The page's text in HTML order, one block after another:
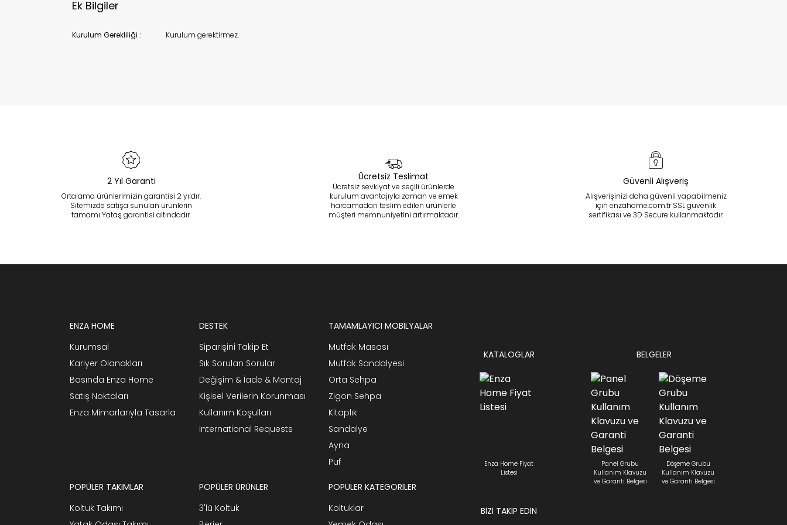
Ek Bilgiler
Kurulum Gerekliliği : Kurulum gerektirmez.
2 Yıl Garanti
Ortalama ürünlerimizin garantisi 2 yıldır.
Sitemizde satışa sunulan ürünlerin
tamamı Yataş garantisi altındadır.
Ücretsiz Teslimat
Ücretsiz sevkiyat ve seçili ürünlerde
kurulum avantajıyla zaman ve emek
harcamadan teslim edilen ürünlerle
müşteri memnuniyetini artırmaktadır.
Güvenli Alışveriş
Alışverişinizi daha güvenli yapabilmeniz
için enzahome.com.tr SSL güvenlik
sertifikası ve 3D Secure kullanmaktadır.
ENZA HOME
Kurumsal
Kariyer Olanakları
Basında Enza Home
Satış Noktaları
Enza Mimarlarıyla Tasarla
DESTEK
Siparişini Takip Et
Sık Sorulan Sorular
Değişim & İade & Montaj
Kişisel Verilerin Korunması
Kullanım Koşulları
International Requests
TAMAMLAYICI MOBİLYALAR
Mutfak Masası
Mutfak Sandalyesi
Orta Sehpa
Zigon Sehpa
Kitaplık
Sandalye
Ayna
Puf
POPÜLER TAKIMLAR
Koltuk Takımı
POPÜLER ÜRÜNLER
3'lü Koltuk
POPÜLER KATEGORİLER
Koltuklar
KATALOGLAR
Enza Home Fiyat
Listesi
BİZİ TAKİP EDİN
BELGELER
Panel Grubu
Kullanım Klavuzu
ve Garanti Belgesi
Döşeme Grubu
Kullanım Klavuzu
ve Garanti Belgesi